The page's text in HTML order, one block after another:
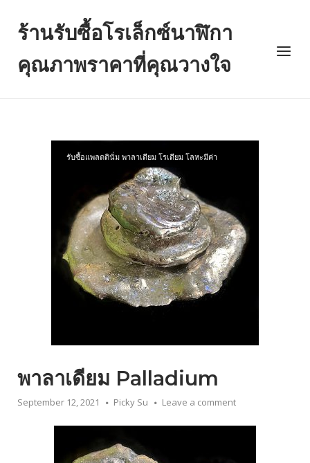
content
ร้านรับซื้อโรเล็กซ์นาฬิกา
คุณภาพราคาที่คุณวางใจ
Menu
รับซื้อแพลตตินั่ม พาลาเดียม โรเดียม โลหะมีค่า
พาลาเดียม Palladium
September 12, 2021 Picky Su Leave a comment